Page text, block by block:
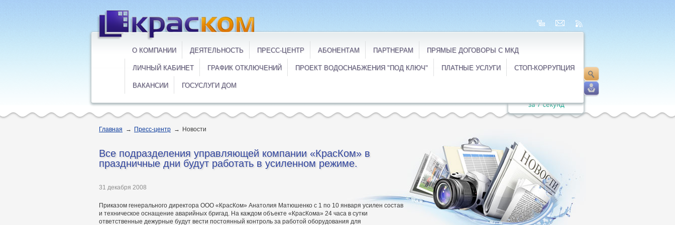
О КОМПАНИИ ДЕЯТЕЛЬНОСТЬ ПРЕСС-ЦЕНТР АБОНЕНТАМ ПАРТНЕРАМ ПРЯМЫЕ ДОГОВОРЫ С МКД
ЛИЧНЫЙ КАБИНЕТ ГРАФИК ОТКЛЮЧЕНИЙ ПРОЕКТ ВОДОСНАБЖЕНИЯ "ПОД КЛЮЧ" ПЛАТНЫЕ УСЛУГИ СТОП-КОРРУПЦИЯ
ВАКАНСИИ ГОСУСЛУГИ ДОМ
Главная → Пресс-центр → Новости
Все подразделения управляющей компании «КрасКом» в
праздничные дни будут работать в усиленном режиме.
31 декабря 2008
Приказом генерального директора ООО «КрасКом» Анатолия Матюшенко с 1 по 10 января усилен состав
и техническое оснащение аварийных бригад. На каждом объекте «КрасКома» 24 часа в сутки
ответственные дежурные будут вести постоянный контроль за работой оборудования для